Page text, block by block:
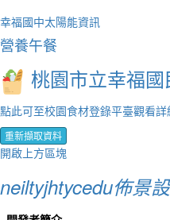
幸福國中太陽能資訊
營養午餐
桃園市立幸福
點此可至校園食材登錄平臺觀看詳
重新擷取資料
開啟上方區塊
neiltyjhtycedu佈景